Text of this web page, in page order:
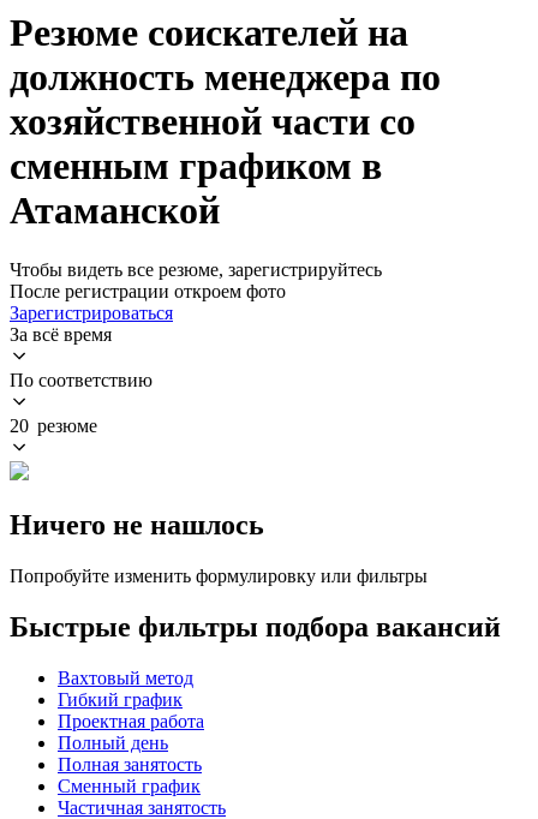
Резюме соискателей на
должность менеджера по
хозяйственной части со
сменным графиком в
Атаманской
Чтобы видеть все резюме, зарегистрируйтесь
После регистрации откроем фото
Зарегистрироваться
За всё время
По соответствию
20 резюме
Ничего не нашлось
Попробуйте изменить формулировку или фильтры
Быстрые фильтры подбора вакансий
Вахтовый метод
Гибкий график
Проектная работа
Полный день
Полная занятость
Сменный график
Частичная занятость